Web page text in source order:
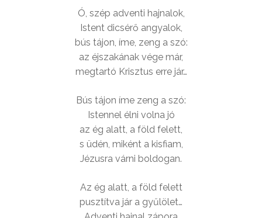
Ó, szép adventi hajnalok,
Istent dicsérő angyalok,
bús tájon, íme, zeng a szó:
az éjszakának vége már,
megtartó Krisztus erre jár…
Bús tájon íme zeng a szó:
Istennel élni volna jó
az ég alatt, a föld felett,
s üdén, miként a kisfiam,
Jézusra várni boldogan.
Az ég alatt, a föld felett
pusztítva jár a gyűlölet…